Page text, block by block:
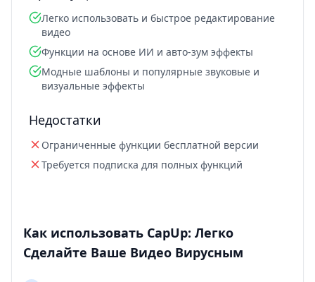
Легко использовать и быстрое редактирование
видео
Функции на основе ИИ и авто-зум эффекты
Модные шаблоны и популярные звуковые и
визуальные эффекты
Недостатки
Ограниченные функции бесплатной версии
Требуется подписка для полных функций
Как использовать CapUp: Легко
Сделайте Ваше Видео Вирусным